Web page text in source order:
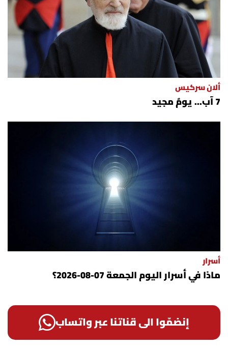
ألان سركيس
7 آب... يومٌ مجيد
أسرار
ماذا في أسرار اليوم الجمعة 07-08-2026؟
إنضمّوا الى قناتنا عبر واتساب